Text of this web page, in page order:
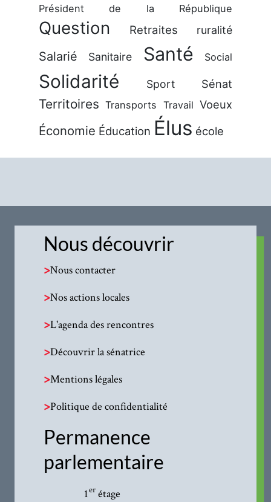
Président de la République
Question Retraites ruralité
Salarié Sanitaire Santé Social
Solidarité Sport Sénat
Territoires Transports Travail Voeux
Économie Éducation Élus école
Nous découvrir
>Nous contacter
>Nos actions locales
>L'agenda des rencontres
>Découvrir la sénatrice
>Mentions légales
>Politique de confidentialité
Permanence
parlementaire
1erétage